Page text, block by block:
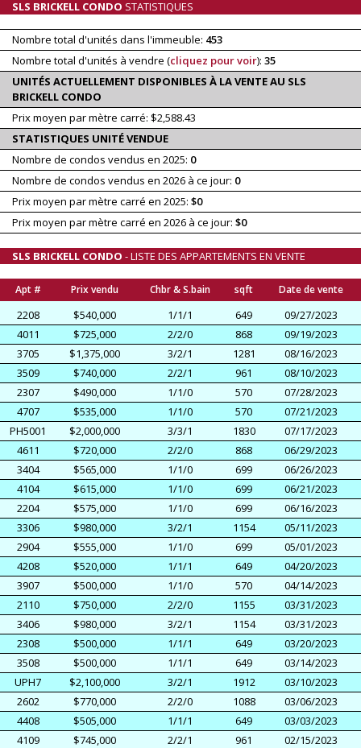
SLS BRICKELL CONDO STATISTIQUES
Nombre total d'unités dans l'immeuble: 453
Nombre total d'unités à vendre (cliquez pour voir): 35
UNITÉS ACTUELLEMENT DISPONIBLES À LA VENTE AU SLS
BRICKELL CONDO
Prix moyen par mètre carré: $2,588.43
STATISTIQUES UNITÉ VENDUE
Nombre de condos vendus en 2025: 0
Nombre de condos vendus en 2026 à ce jour: 0
Prix moyen par mètre carré en 2025: $0
Prix moyen par mètre carré en 2026 à ce jour: $0
SLS BRICKELL CONDO - LISTE DES APPARTEMENTS EN VENTE
Apt # Prix vendu Chbr & S.bain sqft Date de vente
2208 $540,000 1/1/1 649
09/27/2023
4011
$725,000 2/2/0 868
09/19/2023
3705
$1,375,000 3/2/1 1281
08/16/2023
3509
$740,000 2/2/1 961
08/10/2023
2307
$490,000 1/1/0 570
07/28/2023
4707
$535,000 1/1/0 570
07/21/2023
PH5001
$2,000,000 3/3/1 1830
07/17/2023
4611
$720,000 2/2/0 868
06/29/2023
3404
$565,000 1/1/0 699
06/26/2023
4104
$615,000 1/1/0 699
06/21/2023
2204
$575,000 1/1/0 699
06/16/2023
3306
$980,000 3/2/1 1154
05/11/2023
2904
$555,000 1/1/0 699
05/01/2023
4208
$520,000 1/1/1 649
04/20/2023
3907
$500,000 1/1/0 570
04/14/2023
2110
$750,000 2/2/0 1155
03/31/2023
3406
$980,000 3/2/1 1154
03/31/2023
2308
$500,000 1/1/1 649
03/20/2023
3508
$500,000 1/1/1 649
03/14/2023
UPH7
$2,100,000 3/2/1 1912
03/10/2023
2602
$770,000 2/2/0 1088
03/06/2023
4408
$505,000 1/1/1 649
03/03/2023
4109
$745,000 2/2/1 961
02/15/2023